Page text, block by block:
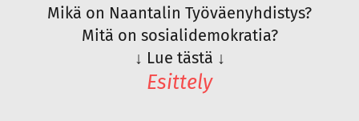
Mikä on Naantalin Työväenyhdistys?
Mitä on sosialidemokratia?
↓ Lue tästä ↓
Esittely